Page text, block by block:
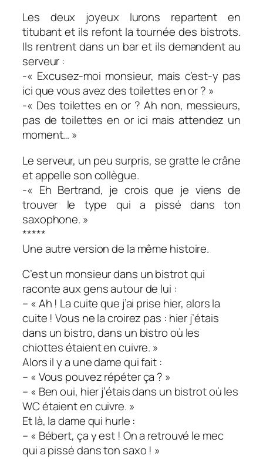
Les deux joyeux lurons repartent en
titubant et ils refont la tournée des bistrots.
Ils rentrent dans un bar et ils demandent au
serveur :
-« Excusez-moi monsieur, mais c’est-y pas
ici que vous avez des toilettes en or ? »
-« Des toilettes en or ? Ah non, messieurs,
pas de toilettes en or ici mais attendez un
moment… »
Le serveur, un peu surpris, se gratte le crâne
et appelle son collègue.
-« Eh Bertrand, je crois que je viens de
trouver le type qui a pissé dans ton
saxophone. »
*****
Une autre version de la même histoire.
C’est un monsieur dans un bistrot qui
raconte aux gens autour de lui :
– « Ah ! La cuite que j’ai prise hier, alors la
cuite ! Vous ne la croirez pas : hier j’étais
dans un bistro, dans un bistro où les
chiottes étaient en cuivre. »
Alors il y a une dame qui fait :
– « Vous pouvez répéter ça ? »
– « Ben oui, hier j’étais dans un bistrot où les
WC étaient en cuivre. »
Et là, la dame qui hurle :
– « Bébert, ça y est ! On a retrouvé le mec
qui a pissé dans ton saxo ! »